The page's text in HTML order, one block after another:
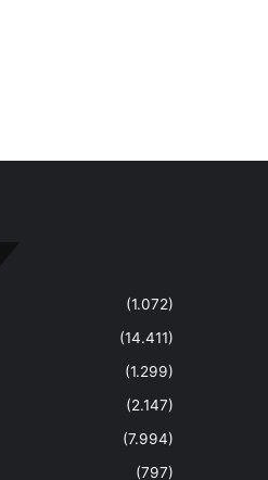
(1.072)
(14.411)
(1.299)
(2.147)
(7.994)
(797)